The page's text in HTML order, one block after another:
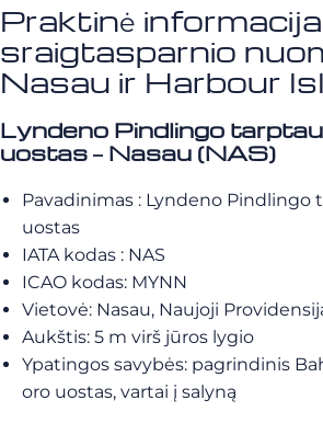
Praktinė
sraigtasparnio
Nasau ir Harbour
Lyndeno Pindlingo
uostas – Nasau (NAS)
Pavadinimas : Lyndeno Pindlingo
uostas
IATA kodas : NAS
ICAO kodas: MYNN
Vietovė: Nasau, Naujoji
Aukštis: 5 m virš jūros lygio
Ypatingos savybės: pagrindinis
oro uostas, vartai į salyną